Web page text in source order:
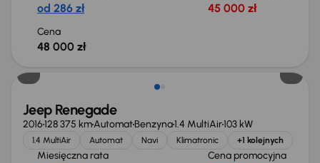
od 286 zł 45 000 zł
Cena
48 000 zł
Jeep Renegade
2016128 375 kmAutomatBenzyna1.4 MultiAir103 kW
1.4 MultiAir Automat Navi Klimatronic +1 kolejnych
Miesięczna rata Cena promocyjna